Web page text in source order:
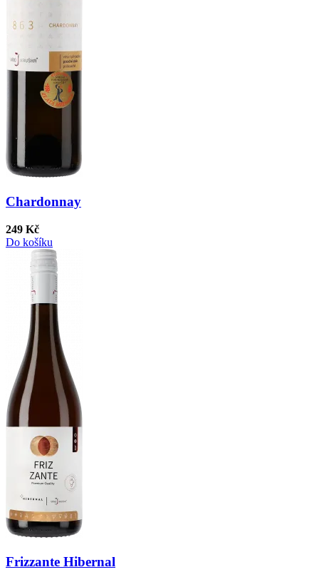
Chardonnay
249 Kč
Do košíku
Frizzante Hibernal